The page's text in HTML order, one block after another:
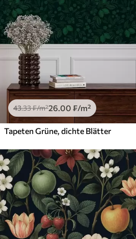
43.33₣/m²26.00 ₣/m²
Tapeten Grüne, dichte Blätter